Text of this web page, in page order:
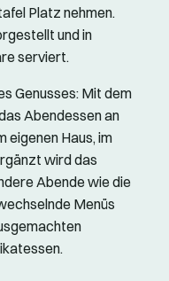
Platz nehmen.
und in
serviert.
Genusses: Mit dem
Abendessen an
eigenen Haus, im
wird das
Abende wie die
Menüs